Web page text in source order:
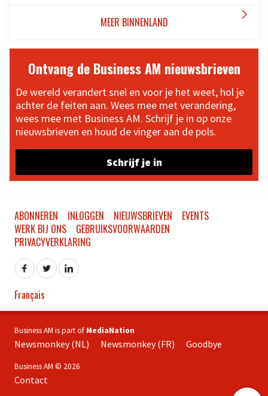
MEER BINNENLAND 
Ontvang de Business AM nieuwsbrieven
De wereld verandert snel en voor je het weet, hol je
achter de feiten aan. Wees mee met verandering,
wees mee met Business AM. Schrijf je in op onze
nieuwsbrieven en houd de vinger aan de pols.
Schrijf je in
ABONNEREN INLOGGEN NIEUWSBRIEVEN
EVENTS
WERK BIJ ONS
GEBRUIKSVOORWAARDEN
PRIVACYVERKLARING
Français
Business AM is part of MediaNation
Newsmonkey (NL) Newsmonkey (FR) Goodbye
Business AM © 2026
Contact